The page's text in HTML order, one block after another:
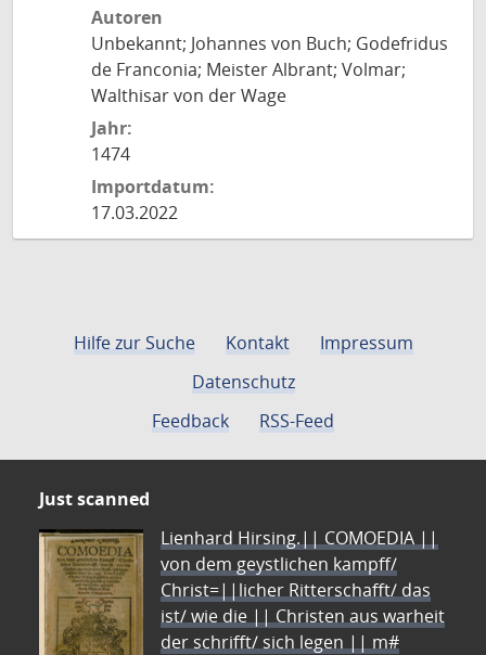
Autoren
Unbekannt; Johannes von Buch; Godefridus
de Franconia; Meister Albrant; Volmar;
Walthisar von der Wage
Jahr:
1474
Importdatum:
17.03.2022
Hilfe zur Suche Kontakt
Impressum
Datenschutz
Feedback
RSS-Feed
Just scanned
Lienhard Hirsing.|| COMOEDIA ||
von dem geystlichen kampff/
Christ=||licher Ritterschafft/ das
ist/ wie die || Christen aus warheit
der schrifft/ sich legen || m#